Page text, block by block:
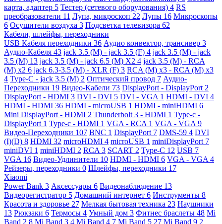
карта, адаптер 5 Тестер (сетевого оборудования) 4 RS
преобразователи 11 Лупа, микроскоп 22 Лупы 16 Микроскопы
6 Осушители воздуха 3 Подсветка телевизора 62
Кабели, шлейфы, переходники
USB Кабеля переходники 36 Аудио конвектор, трансивер 3
Аудио-Кабеля 43 jack 3.5 (M) - jack 3.5 (F) 4 jack 3.5 (M) - jack
3.5 (M) 13 jack 3.5 (M) - jack 6.5 (M) X2 4 jack 3.5 (M) - RCA
(M) x2 6 jack 6.3-3.5 (M) - XLR (F) 3 RCA (M) x3 - RCA (M) x3
4 Type-C - jack 3.5 (M) 2 Оптический провод 7 Аудио-
Переходники 19 Видео-Кабели 73 DisplayPort - DisplayPort 2
DisplayPort - HDMI 3 DVI - DVI 5 DVI - VGA 1 HDMI - DVI 4
HDMI - HDMI 36 HDMI - microUSB 1 HDMI - miniHDMI 6
Mini DisplayPort - HDMI 2 Thunderbolt 3 - HDMI 1 Type-c -
DisplayPort 1 Type-c - HDMI 1 VGA - RCA 1 VGA - VGA 9
Видео-Переходники 107 BNC 1 DisplayPort 7 DMS-59 4 DVI
(I)(D) 8 HDMI 32 microHDMI 4 microUSB 1 miniDisplayPort 7
miniDVI 1 miniHDMI 2 RCA 3 SCART 2 Type-C 12 USB 7
VGA 16 Видео-Удлинители 10 HDMI - HDMI 6 VGA - VGA 4
Рейзеры, переходники 0 Шлейфы, переходники 17
Xiaomi
Power Bank 3 Аксессуары 6 Видеонаблюдение 13
Видеорегистратор 5 Домашний интернет 6 Инструменты 8
Красота и здоровье 27 Мелкая бытовая техника 23 Наушники
13 Рюкзаки 6 Термосы 4 Умный дом 3 Фитнес браслеты 48 Mi
Band 2 8 Mi Band 3 4 Mi Band 4 7 Mi Band 5 27 Mi Band 9 2